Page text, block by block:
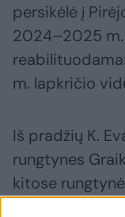
persikėlė į
2024–2025 m.
m. lapkričio
Iš pradžių K.
rungtynes
kitose